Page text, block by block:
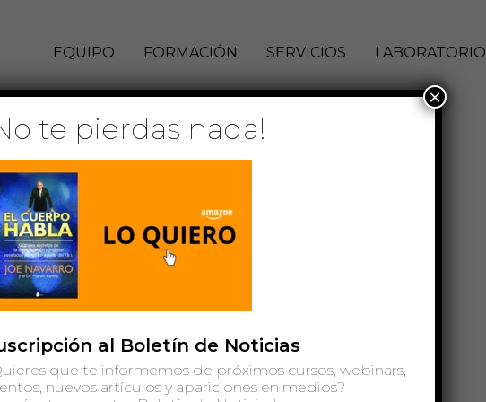
EQUIPO FORMACIÓN SERVICIOS LABORATORIO
/7 de julio de 2022
te pierdas nada!
al Boletín de Noticias
que te informemos de próximos cursos, webinars,
nuevos artículos y apariciones en medios?
×